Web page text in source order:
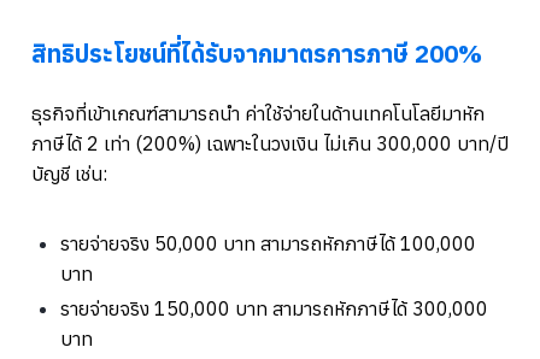
สิทธิประโยชน์ที่ได้รับจากมาตรการภาษี 200%
ธุรกิจที่เข้าเกณฑ์สามารถนำ ค่าใช้จ่ายในด้านเทคโนโลยีมาหัก
ภาษีได้ 2 เท่า (200%) เฉพาะในวงเงิน ไม่เกิน 300,000 บาท/ปี
บัญชี เช่น:
รายจ่ายจริง 50,000 บาท สามารถหักภาษีได้ 100,000
บาท
รายจ่ายจริง 150,000 บาท สามารถหักภาษีได้ 300,000
บาท